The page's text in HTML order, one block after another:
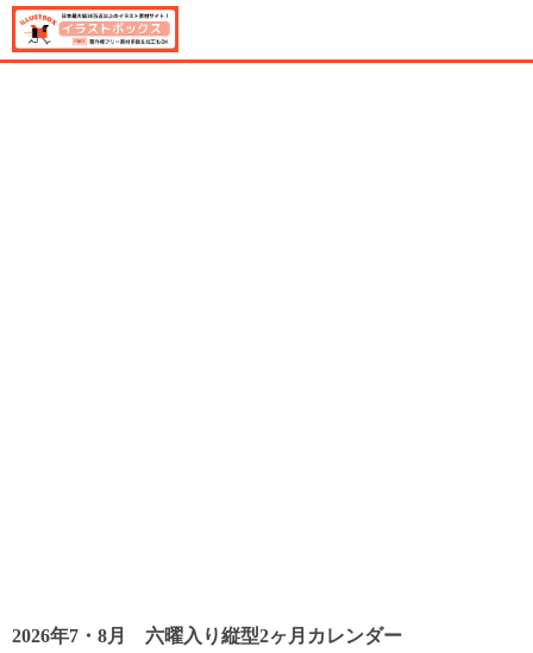
2026年7・8月 六曜入り縦型2ヶ月カレンダー